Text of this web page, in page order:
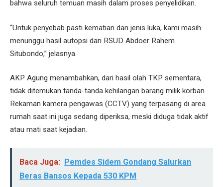
bahwa seluruh temuan masih dalam proses penyelidikan.
“Untuk penyebab pasti kematian dan jenis luka, kami masih
menunggu hasil autopsi dari RSUD Abdoer Rahem
Situbondo,” jelasnya.
AKP Agung menambahkan, dari hasil olah TKP sementara,
tidak ditemukan tanda-tanda kehilangan barang milik korban.
Rekaman kamera pengawas (CCTV) yang terpasang di area
rumah saat ini juga sedang diperiksa, meski diduga tidak aktif
atau mati saat kejadian.
Baca Juga:
Pemdes Sidem Gondang Salurkan
Beras Bansos Kepada 530 KPM